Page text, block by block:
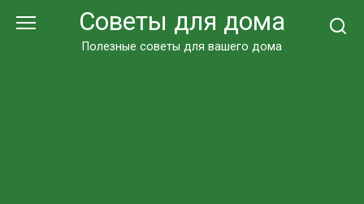
Советы для дома
Полезные советы для вашего дома